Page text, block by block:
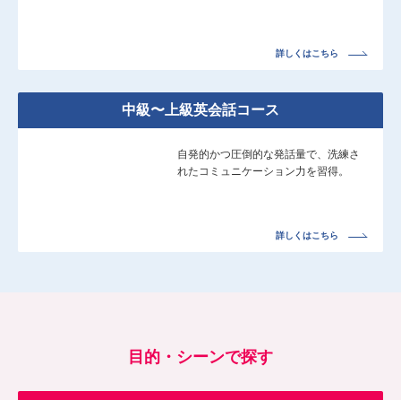
詳しくはこちら
中級〜上級英会話コース
自発的かつ圧倒的な発話量で、洗練さ
れたコミュニケーション力を習得。
詳しくはこちら
目的・シーンで探す